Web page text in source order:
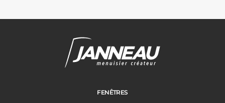
Cloture
Adresse des travaux
FENÊTRES